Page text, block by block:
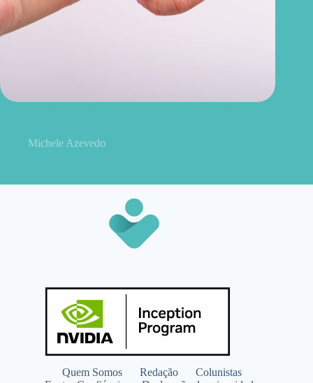
Michele Azevedo
Quem Somos Redação
Colunistas